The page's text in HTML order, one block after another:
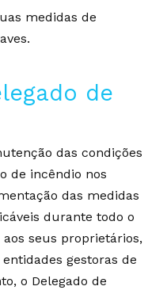
medidas de
de
das condições
de incêndio nos
das medidas
durante todo o
seus proprietários,
gestoras de
o Delegado de